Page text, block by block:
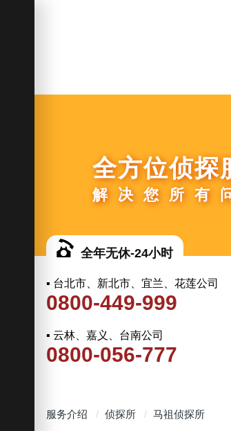
全方位侦探
解决您所有
全年无休-24小时
▪ 台北市、新北市、宜兰、花莲公司
0800-449-999
▪ 云林、嘉义、台南公司
0800-056-777
服务介绍 侦探所 马祖侦探所